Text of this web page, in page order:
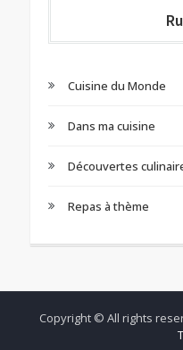
Cuisine du Monde
Dans ma cuisine
Découvertes
Repas à thème
Copyright © All rights